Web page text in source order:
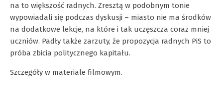
na to większość radnych. Zresztą w podobnym tonie
wypowiadali się podczas dyskusji – miasto nie ma środków
na dodatkowe lekcje, na które i tak uczęszcza coraz mniej
uczniów. Padły także zarzuty, że propozycja radnych PiS to
próba zbicia politycznego kapitału.
Szczegóły w materiale filmowym.